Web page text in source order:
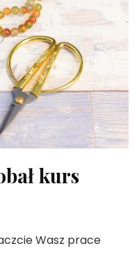
kurs
Wasz prace